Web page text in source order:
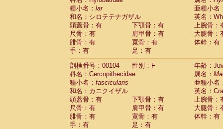
種小名： lar
亜種小名
和名：シロテテナガザル
英名：
頭蓋骨：有
下顎骨：有
上腕骨：
尺骨：有
肩甲骨：有
大腿骨：
腓骨：有
寛骨：有
体幹：有
手：有
足：有
剖検番号：00104
性別：F
年齢：
科名：Cercopithecidae
属名：
種小名： fascicularis
亜種小名
和名：カニクイザル
英名：
頭蓋骨：有
下顎骨：有
上腕骨：
尺骨：有
肩甲骨：有
大腿骨：
腓骨：有
寛骨：有
体幹：有
手：有
足：有